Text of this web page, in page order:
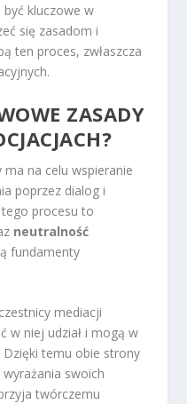
kluczowe w
się zasadom i
ten proces, zwłaszcza
ZASADY
na celu wspieranie
poprzez dialog i
tego procesu to
neutralność
fundamenty
mediacji
w niej udział i mogą w
Dzięki temu obie strony
swoich
twórczemu